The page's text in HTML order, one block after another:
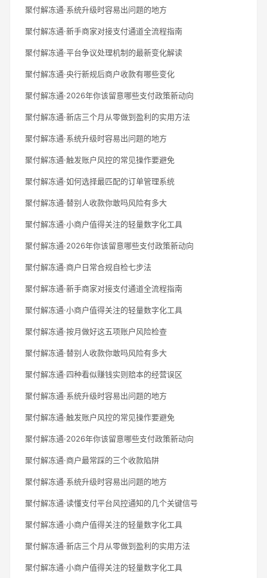
聚付解冻通·系统升级时容易出问题的地方
聚付解冻通·新手商家对接支付通道全流程指南
聚付解冻通·平台争议处理机制的最新变化解读
聚付解冻通·央行新规后商户收款有哪些变化
聚付解冻通·2026年你该留意哪些支付政策新动向
聚付解冻通·新店三个月从零做到盈利的实用方法
聚付解冻通·系统升级时容易出问题的地方
聚付解冻通·触发账户风控的常见操作要避免
聚付解冻通·如何选择最匹配的订单管理系统
聚付解冻通·替别人收款你敢吗风险有多大
聚付解冻通·小商户值得关注的轻量数字化工具
聚付解冻通·2026年你该留意哪些支付政策新动向
聚付解冻通·商户日常合规自检七步法
聚付解冻通·新手商家对接支付通道全流程指南
聚付解冻通·小商户值得关注的轻量数字化工具
聚付解冻通·按月做好这五项账户风险检查
聚付解冻通·替别人收款你敢吗风险有多大
聚付解冻通·四种看似赚钱实则赔本的经营误区
聚付解冻通·系统升级时容易出问题的地方
聚付解冻通·触发账户风控的常见操作要避免
聚付解冻通·2026年你该留意哪些支付政策新动向
聚付解冻通·商户最常踩的三个收款陷阱
聚付解冻通·系统升级时容易出问题的地方
聚付解冻通·读懂支付平台风控通知的几个关键信号
聚付解冻通·小商户值得关注的轻量数字化工具
聚付解冻通·新店三个月从零做到盈利的实用方法
聚付解冻通·小商户值得关注的轻量数字化工具